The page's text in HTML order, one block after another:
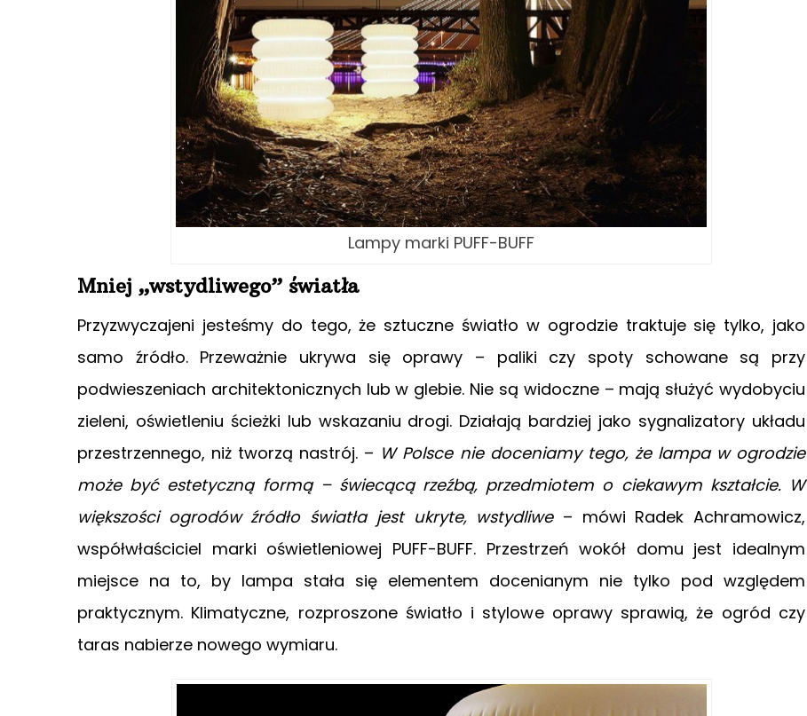
Lampy marki PUFF-BUFF
Mniej „wstydliwego” światła
Przyzwyczajeni jesteśmy do tego, że sztuczne światło w ogrodzie traktuje się tylko, jako
samo źródło. Przeważnie ukrywa się oprawy – paliki czy spoty schowane są przy
podwieszeniach architektonicznych lub w glebie. Nie są widoczne – mają służyć wydobyciu
zieleni, oświetleniu ścieżki lub wskazaniu drogi. Działają bardziej jako sygnalizatory układu
przestrzennego, niż tworzą nastrój. – W Polsce nie doceniamy tego, że lampa w ogrodzie
może być estetyczną formą – świecącą rzeźbą, przedmiotem o ciekawym kształcie. W
większości ogrodów źródło światła jest ukryte, wstydliwe– mówi Radek Achramowicz,
współwłaściciel marki oświetleniowej PUFF-BUFF. Przestrzeń wokół domu jest idealnym
miejsce na to, by lampa stała się elementem docenianym nie tylko pod względem
praktycznym. Klimatyczne, rozproszone światło i stylowe oprawy sprawią, że ogród czy
taras nabierze nowego wymiaru.